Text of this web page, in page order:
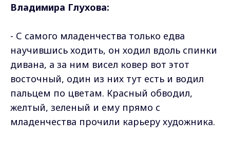
Владимира Глухова:
- С самого младенчества только едва
научившись ходить, он ходил вдоль спинки
дивана, а за ним висел ковер вот этот
восточный, один из них тут есть и водил
пальцем по цветам. Красный обводил,
желтый, зеленый и ему прямо с
младенчества прочили карьеру художника.